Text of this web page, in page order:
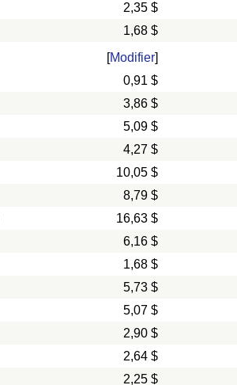
2,35 $
1,68 $
[Modifier]
0,91 $
3,86 $
5,09 $
4,27 $
10,05 $
8,79 $
16,63 $
6,16 $
1,68 $
5,73 $
5,07 $
2,90 $
2,64 $
2,25 $